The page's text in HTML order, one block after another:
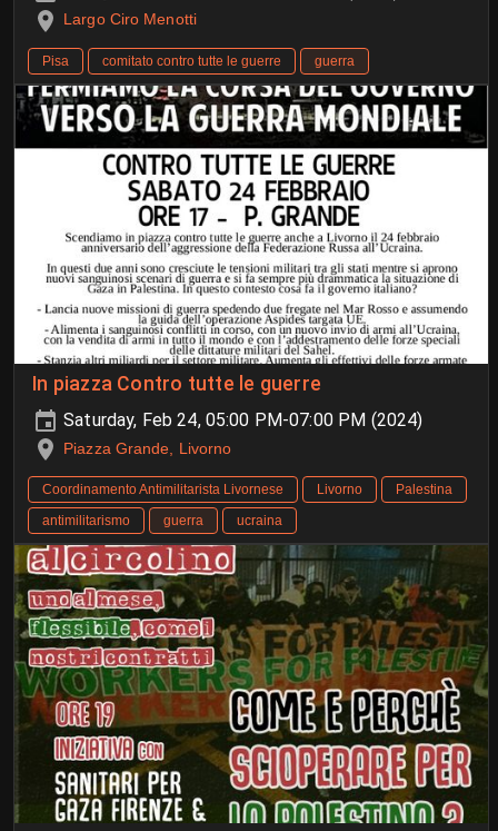
Largo Ciro Menotti
Pisa comitato contro tutte le guerre guerra
In piazza Contro tutte le guerre
Saturday, Feb 24, 05:00 PM-07:00 PM (2024)
Piazza Grande, Livorno
Coordinamento Antimilitarista Livornese Livorno
Palestina
antimilitarismo
guerra ucraina